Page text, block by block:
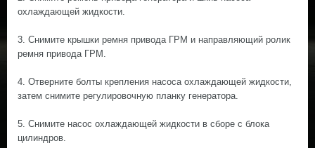
охлаждающей жидкости.
3. Снимите крышки ремня привода ГРМ и направляющий ролик
ремня привода ГРМ.
4. Отверните болты крепления насоса охлаждающей жидкости,
затем снимите регулировочную планку генератора.
5. Снимите насос охлаждающей жидкости в сборе с блока
цилиндров.